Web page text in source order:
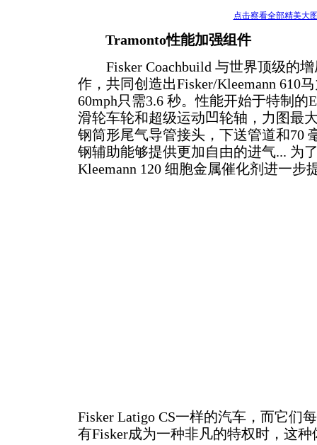
点击察看全部精美大
Tramonto性能加强组件
Fisker Coachbuild 与世界顶级的增
作，共同创造出Fisker/Kleemann 610
60mph只需3.6 秒。性能开始于特制的
滑轮车轮和超级运动凹轮轴，力图最
钢筒形尾气导管接头，下送管道和70
钢辅助能够提供更加自由的进气... 为
Kleemann 120 细胞金属催化剂进一步
Fisker Latigo CS一样的汽车，而它们
有Fisker成为一种非凡的特权时，这